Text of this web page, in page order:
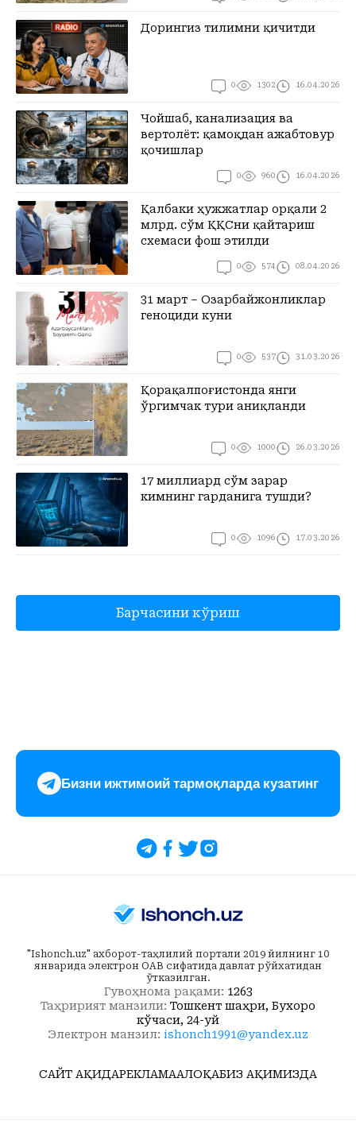
Дорингиз тилимни қичитди
0 1302 16.04.2026
Чойшаб, канализация ва
вертолёт: қамоқдан ажабтовур
қочишлар
0 960 16.04.2026
Қалбаки ҳужжатлар орқали 2
млрд. сўм ҚҚСни қайтариш
схемаси фош этилди
0 574 08.04.2026
31 март – Озарбайжонликлар
геноциди куни
0 537 31.03.2026
Қорақалпоғистонда янги
ўргимчак тури аниқланди
0 1000 26.03.2026
17 миллиард сўм зарар
кимнинг гарданига тушди?
0 1096 17.03.2026
Барчасини кўриш
Бизни ижтимоий тармоқларда кузатинг
"Ishonch.uz" ахборот-таҳлилий портали 2019 йилнинг 10
январида электрон ОАВ сифатида давлат рўйхатидан
ўтказилган.
Гувоҳнома рақами: 1263
Таҳририят манзили: Тошкент шаҳри, Бухоро
кўчаси, 24-уй
Электрон манзил: ishonch1991@yandex.uz
САЙТ ҲАҚИДАРЕКЛАМААЛОҚАБИЗ ҲАҚИМИЗДА